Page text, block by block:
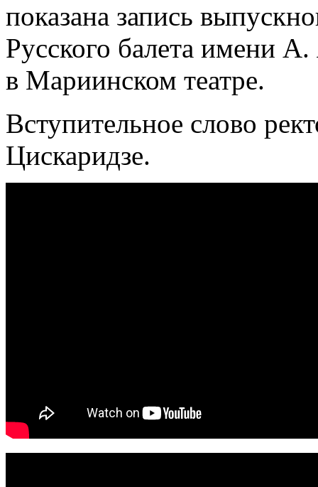
показана запись
Русского балета имени
в Мариинском театре.
Вступительное слово
Цискаридзе.